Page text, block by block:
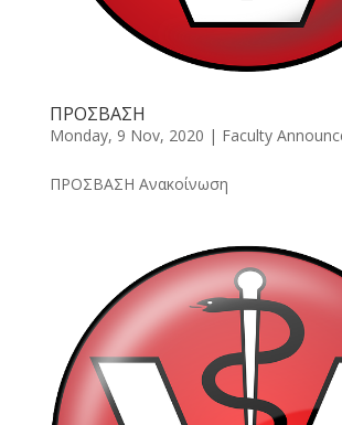
ΠΡΟΣΒΑΣΗ
Monday, 9 Nov, 2020 | Faculty
ΠΡΟΣΒΑΣΗ Ανακοίνωση